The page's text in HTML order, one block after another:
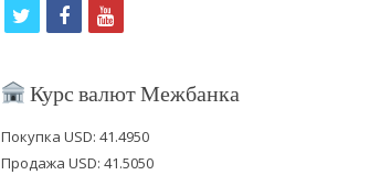
i
t
f
c
b
y
u
u
Курс валют Межбанка
Покупка USD: 41.4950
Продажа USD: 41.5050